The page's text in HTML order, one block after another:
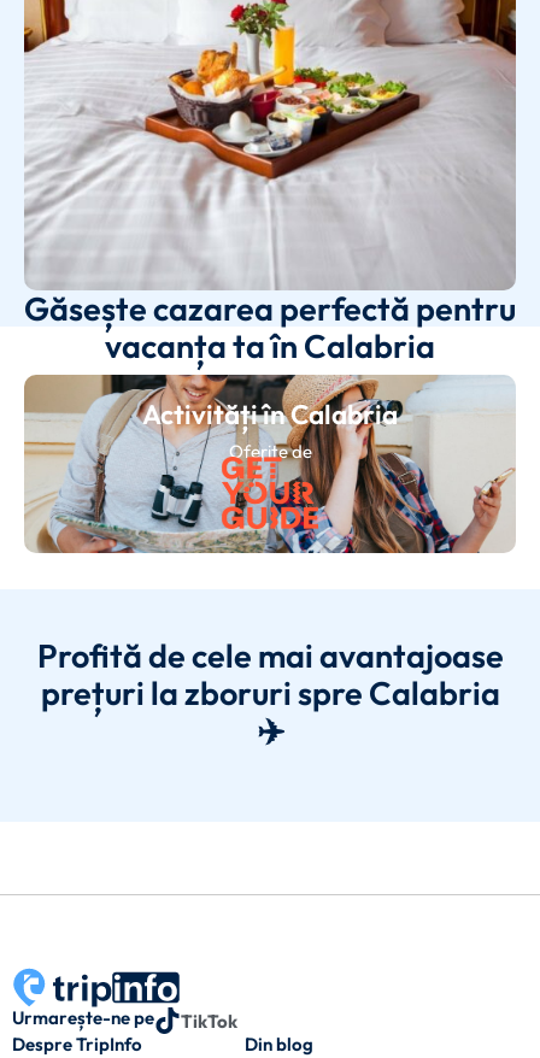
Găsește cazarea perfectă pentru
vacanța ta în Calabria
Activități în Calabria
Oferite de
Profită de cele mai avantajoase
prețuri la zboruri spre Calabria
✈️
Urmarește-ne pe
TikTok
Despre TripInfo
Din blog